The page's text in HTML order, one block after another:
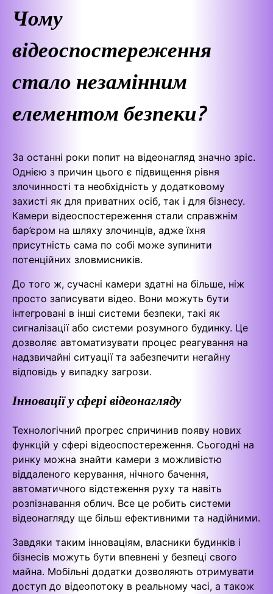
Чому
відеоспостереження
стало незамінним
елементом безпеки?
За останні роки попит на відеонагляд значно зріс.
Однією з причин цього є підвищення рівня
злочинності та необхідність у додатковому
захисті як для приватних осіб, так і для бізнесу.
Камери відеоспостереження стали справжнім
бар’єром на шляху злочинців, адже їхня
присутність сама по собі може зупинити
потенційних зловмисників.
До того ж, сучасні камери здатні на більше, ніж
просто записувати відео. Вони можуть бути
інтегровані в інші системи безпеки, такі як
сигналізації або системи розумного будинку. Це
дозволяє автоматизувати процес реагування на
надзвичайні ситуації та забезпечити негайну
відповідь у випадку загрози.
Інновації у сфері відеонагляду
Технологічний прогрес спричинив появу нових
функцій у сфері відеоспостереження. Сьогодні на
ринку можна знайти камери з можливістю
віддаленого керування, нічного бачення,
автоматичного відстеження руху та навіть
розпізнавання облич. Все це робить системи
відеонагляду ще більш ефективними та надійними.
Завдяки таким інноваціям, власники будинків і
бізнесів можуть бути впевнені у безпеці свого
майна. Мобільні додатки дозволяють отримувати
доступ до відеопотоку в реальному часі, а також